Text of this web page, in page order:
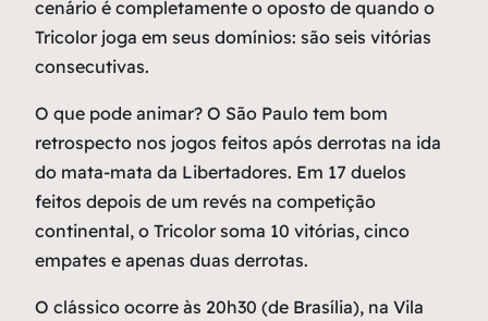
cenário é completamente o oposto de quando o
Tricolor joga em seus domínios: são seis vitórias
consecutivas.
O que pode animar? O São Paulo tem bom
retrospecto nos jogos feitos após derrotas na ida
do mata-mata da Libertadores. Em 17 duelos
feitos depois de um revés na competição
continental, o Tricolor soma 10 vitórias, cinco
empates e apenas duas derrotas.
O clássico ocorre às 20h30 (de Brasília), na Vila